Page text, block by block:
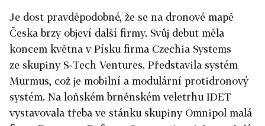
Je dost pravděpodobné, že se na dronové mapě
Česka brzy objeví další firmy. Svůj debut měla
koncem května v Písku firma Czechia Systems
ze skupiny S‑Tech Ventures. Představila systém
Murmus, což je mobilní a modulární protidronový
systém. Na loňském brněnském veletrhu IDET
vystavovala třeba ve stánku skupiny Omnipol malá